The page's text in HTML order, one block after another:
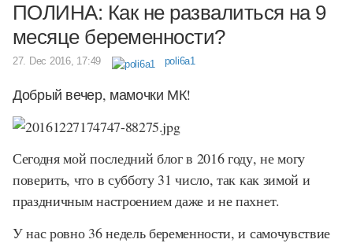
ПОЛИНА: Как не развалиться на 9
месяце беременности?
27. Dec 2016, 17:49 poli6a1
Добрый вечер, мамочки МК!
Сегодня мой последний блог в 2016 году, не могу
поверить, что в субботу 31 число, так как зимой и
праздничным настроением даже и не пахнет.
У нас ровно 36 недель беременности, и самочувствие